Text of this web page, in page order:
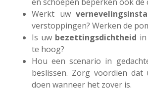
Werkt uw
verstoppingen? Werken de
Is uw bezettingsdichtheid
te hoog?
Hou een scenario in
beslissen. Zorg voordien
doen wanneer het zover is.